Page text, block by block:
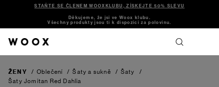
STAŇTE SE ČLENEM WOOXKLUBU, ZÍSKEJTE 50% SLEVU
Děkujeme, že jsi ve Woox klubu.
Všechny produkty jsou ti k dispozici za polovinu.
ŽENY / Oblečení / Šaty a sukně / Šaty
/
Šaty Jomitan Red Dahlia